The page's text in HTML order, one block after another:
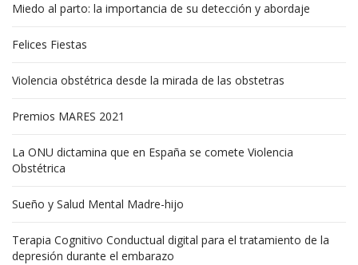
Miedo al parto: la importancia de su detección y abordaje
Felices Fiestas
Violencia obstétrica desde la mirada de las obstetras
Premios MARES 2021
La ONU dictamina que en España se comete Violencia
Obstétrica
Sueño y Salud Mental Madre-hijo
Terapia Cognitivo Conductual digital para el tratamiento de la
depresión durante el embarazo